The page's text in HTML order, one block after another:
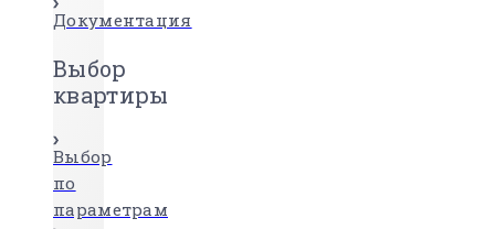
Документация
Выбор
квартиры
Выбор
по
параметрам